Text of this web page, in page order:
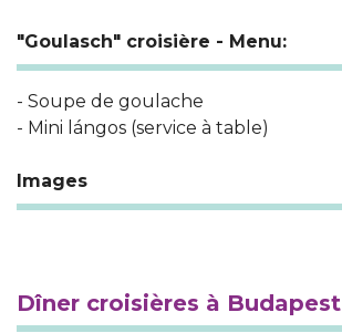
"Goulasch" croisière - Menu:
- Soupe de goulache
- Mini lángos (service à table)
Images
Dîner croisières à Budapest